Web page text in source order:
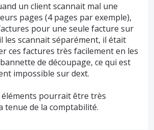
un client scannait mal une
pages (4 pages par exemple),
pour une seule facture sur
les scannait séparément, il était
ces factures très facilement en les
de découpage, ce qui est
impossible sur dext.
éléments pourrait être très
tenue de la comptabilité.